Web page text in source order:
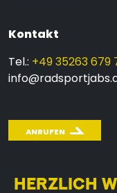
Kontakt
Tel.: +49 35263 679
ANRUFEN
HERZLICH